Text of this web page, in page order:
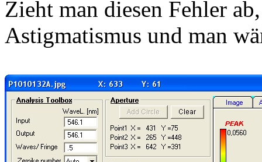
Zieht man diesen Fehler
Astigmatismus und man